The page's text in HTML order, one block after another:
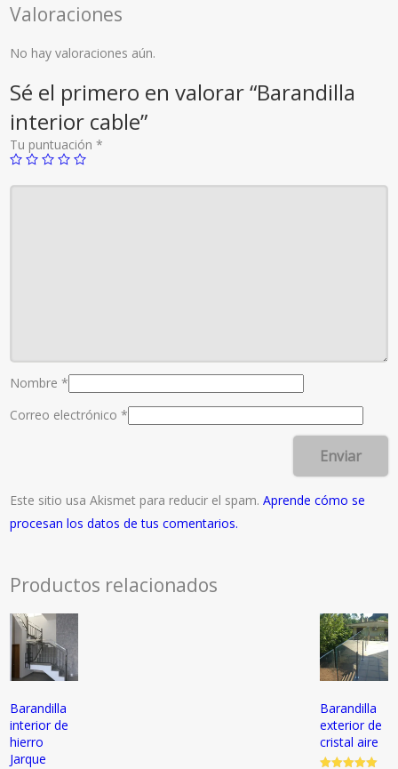
Valoraciones
No hay valoraciones aún.
Sé el primero en valorar “Barandilla
interior cable”
Tu puntuación*
Nombre*
Correo electrónico*
Este sitio usa Akismet para reducir el spam.Aprende cómo se
procesan los datos de tus comentarios.
Productos relacionados
Barandilla
interior de
hierro
Jarque
Barandilla
exterior de
cristal aire